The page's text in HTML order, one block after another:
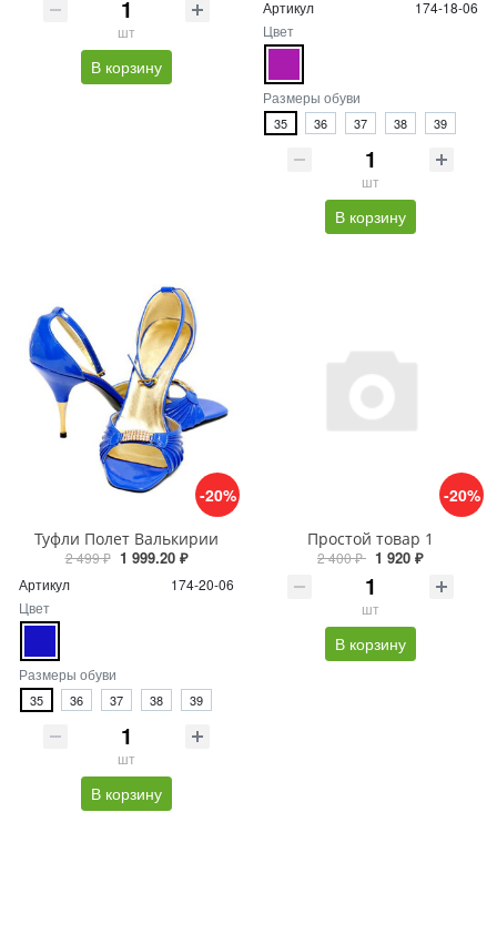
шт
В корзину
Артикул
174-18-06
Цвет
Размеры обуви
35 36 37 38 39
шт
В корзину
-20%
Туфли Полет Валькирии
2 499 ₽ 1 999.20 ₽
Артикул
174-20-06
Цвет
Размеры обуви
35 36 37 38 39
шт
В корзину
-20%
Простой товар 1
2 400 ₽ 1 920 ₽
шт
В корзину